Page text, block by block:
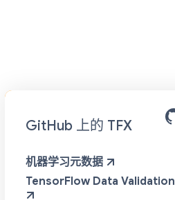
GitHub 上的 TFX
机器学习元数据
TensorFlow Data Validation